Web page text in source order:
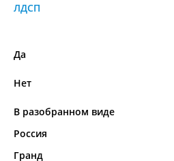
ЛДСП
Да
Нет
В разобранном виде
Россия
Гранд